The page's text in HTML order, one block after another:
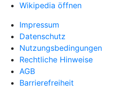
Wikipedia öffnen
Impressum
Datenschutz
Nutzungsbedingungen
Rechtliche Hinweise
AGB
Barrierefreiheit